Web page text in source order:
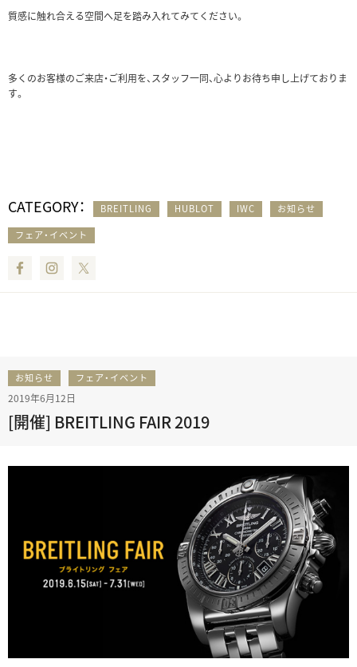
質感に触れ合える空間へ足を踏み入れてみてください。
多くのお客様のご来店・ご利用を、スタッフ一同、心よりお待ち申し上げておりま
す。
CATEGORY： BREITLING HUBLOT IWC
お知らせ
フェア・イベント
FacebookInstagram
お知らせ フェア・イベント
2019年6月12日
[開催] BREITLING FAIR 2019